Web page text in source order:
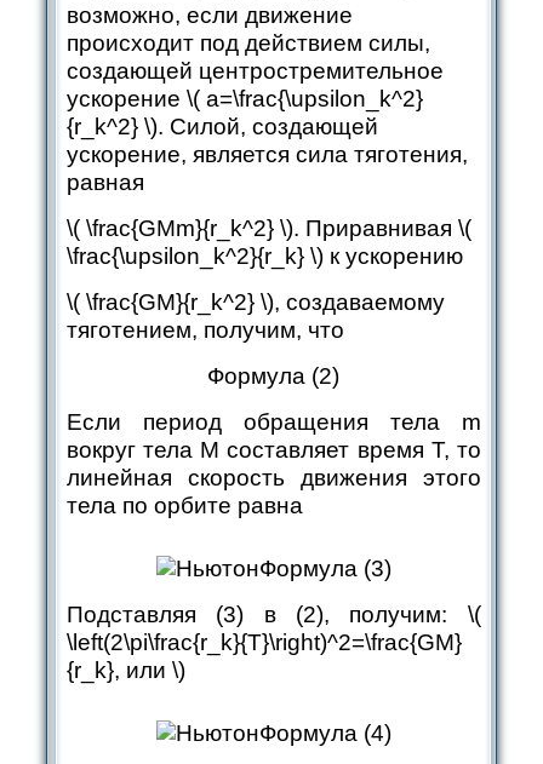
возможно, если движение
происходит под действием силы,
создающей центростремительное
ускорение ​ \( a=\frac{\upsilon_k^2}
{r_k^2} \). Силой, создающей
ускорение, является сила тяготения,
равная
\( \frac{GMm}{r_k^2} \). Приравнивая ​ \(
\frac{\upsilon_k^2}{r_k} \)к ускорению
\( \frac{GM}{r_k^2} \), создаваемому
тяготением, получим, что
Формула (2)
Если период обращения тела m
вокруг тела M составляет время T, то
линейная скорость движения этого
тела по орбите равна
Формула (3)
Подставляя (3) в (2), получим: \(
\left(2\pi\frac{r_k}{T}\right)^2=\frac{GM}
{r_k}, или \)
Формула (4)